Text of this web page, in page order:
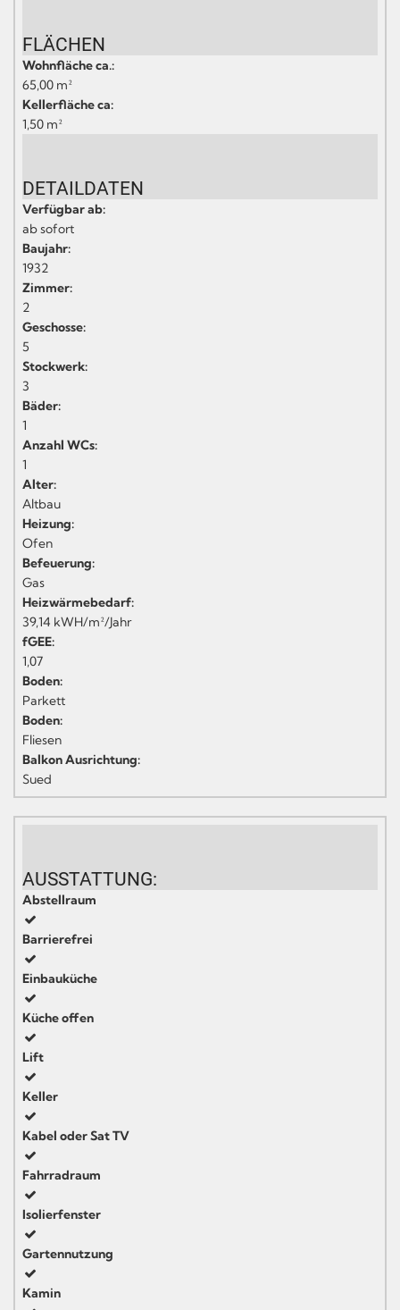
FLÄCHEN
Wohnfläche ca.:
65,00 m²
Kellerfläche ca:
1,50 m²
DETAILDATEN
Verfügbar ab:
ab sofort
Baujahr:
1932
Zimmer:
2
Geschosse:
5
Stockwerk:
3
Bäder:
1
Anzahl WCs:
1
Alter:
Altbau
Heizung:
Ofen
Befeuerung:
Gas
Heizwärmebedarf:
39,14 kWH/m²/Jahr
fGEE:
1,07
Boden:
Parkett
Boden:
Fliesen
Balkon Ausrichtung:
Sued
AUSSTATTUNG:
Abstellraum
Barrierefrei
Einbauküche
Küche offen
Lift
Keller
Kabel oder Sat TV
Fahrradraum
Isolierfenster
Gartennutzung
Kamin